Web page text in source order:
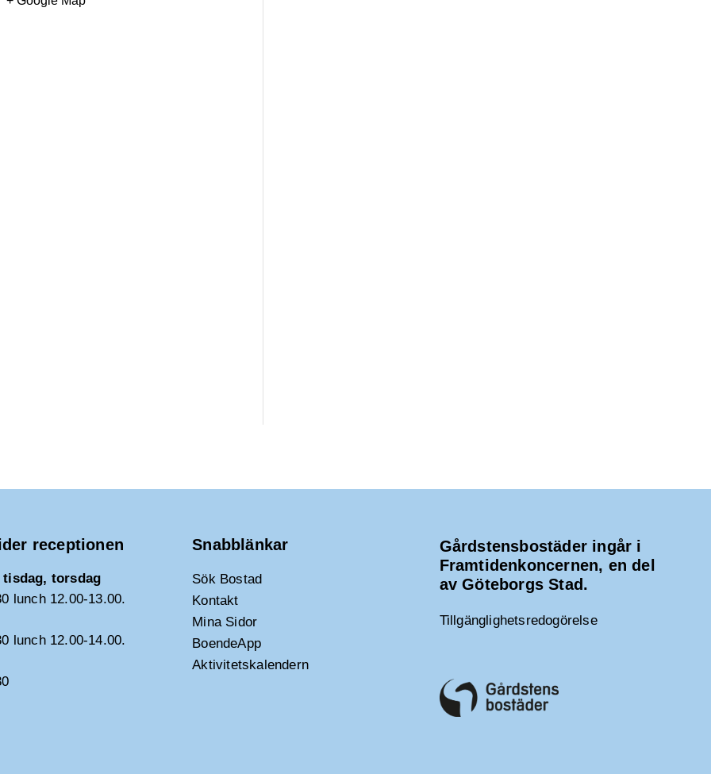
receptionen
tisdag, torsdag
lunch 12.00-13.00.
lunch 12.00-14.00.
Snabblänkar
Sök Bostad
Kontakt
Mina Sidor
BoendeApp
Aktivitetskalendern
Gårdstensbostäder ingår i
Framtidenkoncernen, en del
av Göteborgs Stad.
Tillgänglighetsredogörelse